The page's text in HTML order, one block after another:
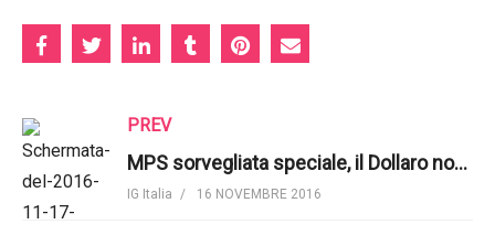
PREV
MPS sorvegliata speciale, il Dollaro non ferma la sua corsa. Il punto di IG
IG Italia 16 NOVEMBRE 2016